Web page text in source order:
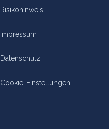
Risikohinweis
Impressum
Datenschutz
Cookie-Einstellungen